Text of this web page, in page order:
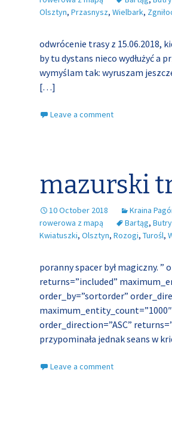
Olsztyn, Przasnysz, Wielbark,
odwrócenie trasy z 15.06.2018,
by tu dystans nieco wydłużyć a
wymyślam tak: wyruszam
[…]
Leave a comment
mazurski
10 October 2018 Kraina
rowerowa z mapą
Bartąg,
Kwiatuszki, Olsztyn, Rozogi, Turośl,
poranny spacer był magiczny. ”
returns=”included”
order_by=”sortorder”
order_direction=”ASC”
przypominała jednak seans w
Leave a comment